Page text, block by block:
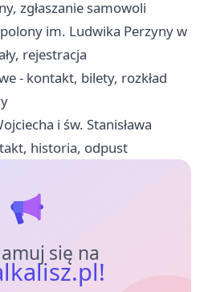
zgłaszanie samowoli
im. Ludwika Perzyny w
rejestracja
- kontakt, bilety, rozkład
i św. Stanisława
historia, odpust
się na